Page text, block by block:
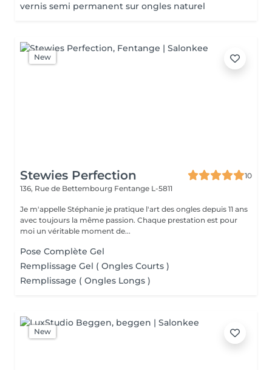
vernis semi permanent sur ongles naturel
New
Stewies Perfection
10
136, Rue de Bettembourg Fentange L-5811
Je m'appelle Stéphanie je pratique l'art des ongles depuis 11 ans
avec toujours la même passion. Chaque prestation est pour
moi un véritable moment de...
Pose Complète Gel
Remplissage Gel ( Ongles Courts )
Remplissage ( Ongles Longs )
New